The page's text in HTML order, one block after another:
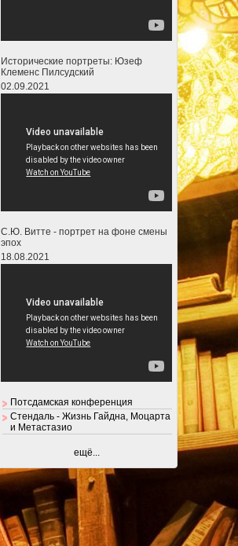
Исторические портреты: Юзеф
Клеменс Пилсудский
02.09.2021
С.Ю. Витте - портрет на фоне смены
эпох
18.08.2021
Потсдамская конференция
Стендаль - Жизнь Гайдна, Моцарта
и Метастазио
ещё...